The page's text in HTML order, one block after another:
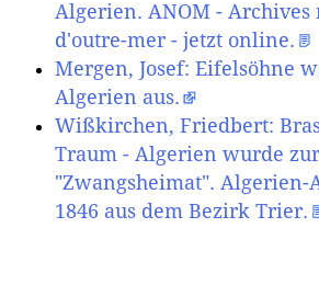
Algerien. ANOM - Archives
d'outre-mer - jetzt online.
Mergen, Josef: Eifelsöhne
Algerien aus.
Wißkirchen, Friedbert:
Traum - Algerien wurde zur
"Zwangsheimat". Algerien-
1846 aus dem Bezirk Trier.